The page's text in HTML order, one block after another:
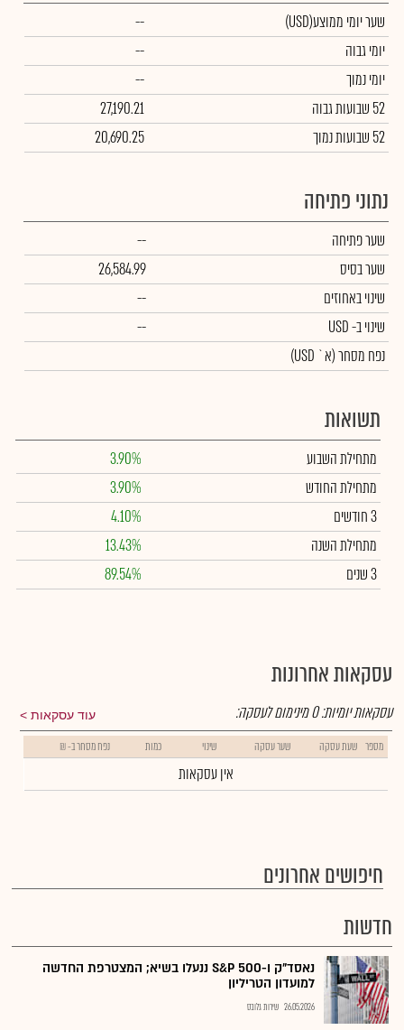
שער יומי ממוצע(USD)
--
יומי גבוה
--
יומי נמוך
--
52 שבועות גבוה
27,190.21
52 שבועות נמוך
20,690.25
נתוני פתיחה
שער פתיחה
--
שער בסיס
26,584.99
שינוי באחוזים
--
שינויב- USD
--
נפח מסחר(א` USD)
תשואות
מתחילת השבוע
3.90%
מתחילת החודש
3.90%
3 חודשים
4.10%
מתחילת השנה
13.43%
3 שנים
89.54%
עסקאות אחרונות
עוד עסקאות עסקאות יומיות:0מינימום לעסקה:
מספר שעת עסקה שער עסקה שינוי כמות נפח מסחר ב- ₪
אין עסקאות
חיפושים אחרונים
חדשות
נאסד"ק ו-500 S&P ננעלו בשיא; המצטרפת החדשה
למועדון הטריליון
26.05.2026 שירות גלובס